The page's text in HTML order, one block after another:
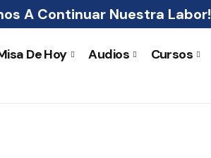
A Continuar Nuestra Labor!
De Hoy Audios Cursos